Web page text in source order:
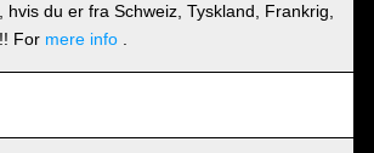
du er fra Schweiz, Tyskland, Frankrig,
For mere info